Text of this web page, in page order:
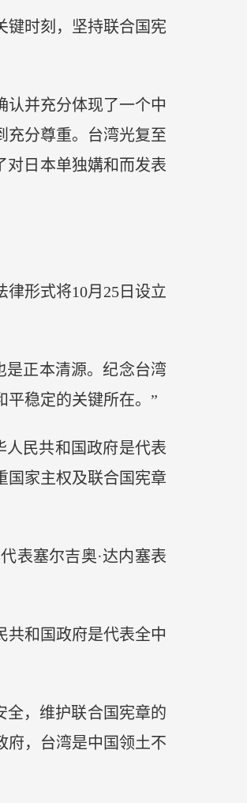
时刻，坚持联合国宪
并充分体现了一个中
充分尊重。台湾光复至
对日本单独媾和而发表
形式将10月25日设立
正本清源。纪念台湾
平稳定的关键所在。”
民共和国政府是代表
国家主权及联合国宪章
表塞尔吉奥·达内塞表
和国政府是代表全中
，维护联合国宪章的
府，台湾是中国领土不